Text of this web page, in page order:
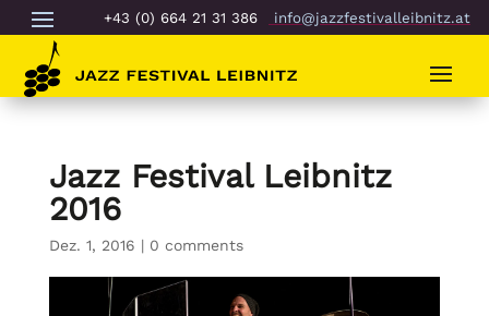
+43 (0) 664 21 31 386 info@jazzfestivalleibnitz.at
Jazz Festival Leibnitz
2016
Dez. 1, 2016 | 0 comments